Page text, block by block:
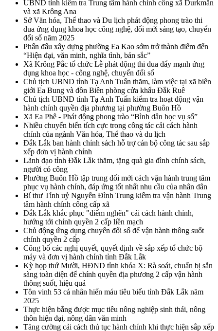
UBND tỉnh kiểm tra Trung tâm hành chính công xã Durkmăn
và xã Krông Ana
Sở Văn hóa, Thể thao và Du lịch phát động phong trào thi
đua ứng dụng khoa học công nghệ, đổi mới sáng tạo, chuyển
đổi số năm 2025
Phấn đấu xây dựng phường Ea Kao sớm trở thành điểm đến
“Hiện đại, văn minh, nghĩa tình, bản sắc”
Xã Krông Pắc tổ chức Lễ phát động thi đua đẩy mạnh ứng
dụng khoa học - công nghệ, chuyển đổi số
Chủ tịch UBND tỉnh Tạ Anh Tuấn thăm, làm việc tại xã biên
giới Ea Bung và đồn Biên phòng cửa khẩu Đắk Ruê
Chủ tịch UBND tỉnh Tạ Anh Tuấn kiểm tra hoạt động vận
hành chính quyền địa phương tại phường Buôn Hồ
Xã Ea Phê - Phát động phong trào “Bình dân học vụ số”
Nhiều chuyển biến tích cực trong công tác cải cách hành
chính của ngành Văn hóa, Thể thao và du lịch
Đắk Lắk ban hành chính sách hỗ trợ cán bộ công tác sau sắp
xếp đơn vị hành chính
Lãnh đạo tỉnh Đắk Lắk thăm, tặng quà gia đình chính sách,
người có công
Phường Buôn Hồ tập trung đổi mới cách vận hành trung tâm
phục vụ hành chính, đáp ứng tốt nhất nhu cầu của nhân dân
Bí thư Tỉnh uỷ Nguyễn Đình Trung kiểm tra vận hành Trung
tâm hành chính công cấp xã
Đắk Lắk khắc phục "điểm nghẽn" cải cách hành chính,
hướng tới chính quyền 2 cấp liền mạch
Chủ động ứng dụng chuyển đổi số để vận hành thông suốt
chính quyền 2 cấp
Công bố các nghị quyết, quyết định về sắp xếp tổ chức bộ
máy và đơn vị hành chính tỉnh Đắk Lắk
Kỳ họp thứ Mười, HĐND tỉnh khóa X: Rà soát, chuẩn bị sẵn
sàng toàn diện để chính quyền địa phương 2 cấp vận hành
thông suốt, hiệu quả
Tôn vinh 53 cá nhân hiến máu tiêu biểu tỉnh Đắk Lắk năm
2025
Thực hiện bằng được mục tiêu nông nghiệp sinh thái, nông
thôn hiện đại, nông dân văn minh
Tăng cường cải cách thủ tục hành chính khi thực hiện sắp xếp